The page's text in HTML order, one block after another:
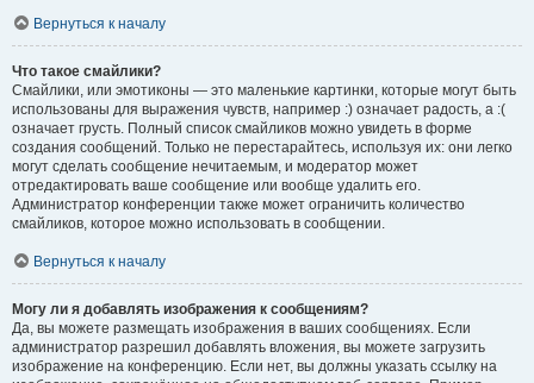
Вернуться к началу
Что такое смайлики?
Смайлики, или эмотиконы — это маленькие картинки, которые могут быть
использованы для выражения чувств, например :) означает радость, а :(
означает грусть. Полный список смайликов можно увидеть в форме
создания сообщений. Только не перестарайтесь, используя их: они легко
могут сделать сообщение нечитаемым, и модератор может
отредактировать ваше сообщение или вообще удалить его.
Администратор конференции также может ограничить количество
смайликов, которое можно использовать в сообщении.
Вернуться к началу
Могу ли я добавлять изображения к сообщениям?
Да, вы можете размещать изображения в ваших сообщениях. Если
администратор разрешил добавлять вложения, вы можете загрузить
изображение на конференцию. Если нет, вы должны указать ссылку на